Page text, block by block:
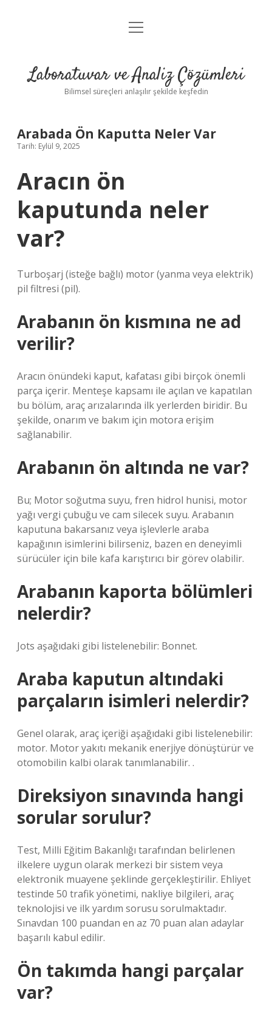
Anasayfa
Yasal Uyarı
menüyü
Laboratuvar ve Analiz Çözümleri
Bilimsel süreçleri anlaşılır şekilde keşfedin
Arabada Ön Kaputta Neler Var
Tarih: Eylül 9, 2025
Aracın ön
kaputunda neler
var?
Turboşarj (isteğe bağlı) motor (yanma veya elektrik)
pil filtresi (pil).
Arabanın ön kısmına ne ad
verilir?
Aracın önündeki kaput, kafatası gibi birçok önemli
parça içerir. Menteşe kapsamı ile açılan ve kapatılan
bu bölüm, araç arızalarında ilk yerlerden biridir. Bu
şekilde, onarım ve bakım için motora erişim
sağlanabilir.
Arabanın ön altında ne var?
Bu; Motor soğutma suyu, fren hidrol hunisi, motor
yağı vergi çubuğu ve cam silecek suyu. Arabanın
kaputuna bakarsanız veya işlevlerle araba
kapağının isimlerini bilirseniz, bazen en deneyimli
sürücüler için bile kafa karıştırıcı bir görev olabilir.
Arabanın kaporta bölümleri
nelerdir?
Jots aşağıdaki gibi listelenebilir: Bonnet.
Araba kaputun altındaki
parçaların isimleri nelerdir?
Genel olarak, araç içeriği aşağıdaki gibi listelenebilir:
motor. Motor yakıtı mekanik enerjiye dönüştürür ve
otomobilin kalbi olarak tanımlanabilir. .
Direksiyon sınavında hangi
sorular sorulur?
Test, Milli Eğitim Bakanlığı tarafından belirlenen
ilkelere uygun olarak merkezi bir sistem veya
elektronik muayene şeklinde gerçekleştirilir. Ehliyet
testinde 50 trafik yönetimi, nakliye bilgileri, araç
teknolojisi ve ilk yardım sorusu sorulmaktadır.
Sınavdan 100 puandan en az 70 puan alan adaylar
başarılı kabul edilir.
Ön takımda hangi parçalar
var?